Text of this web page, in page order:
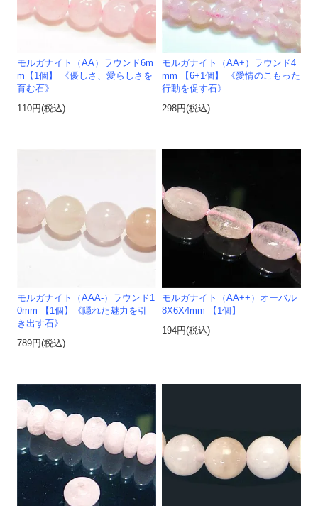
モルガナイト（AA）ラウンド6m
m【1個】 《優しさ、愛らしさを
育む石》
110円(税込)
モルガナイト（AA+）ラウンド4
mm 【6+1個】 《愛情のこもった
行動を促す石》
298円(税込)
モルガナイト（AAA-）ラウンド1
0mm 【1個】《隠れた魅力を引
き出す石》
789円(税込)
モルガナイト（AA++）オーバル
8X6X4mm 【1個】
194円(税込)